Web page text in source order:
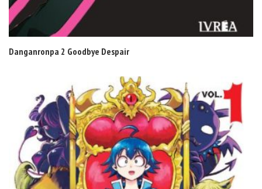
Danganronpa 2 Goodbye Despair